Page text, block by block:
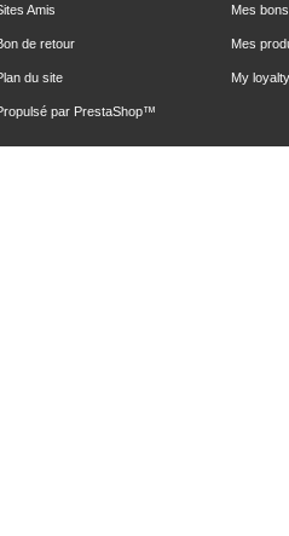
Amis
de retour
du site
par PrestaShop™
Mes
Mes
My